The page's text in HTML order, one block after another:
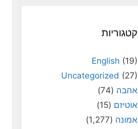
קטגוריות
English (19)
Uncategorized (27)
אהבה (74)
אוטיזם (15)
אמונה (1,277)